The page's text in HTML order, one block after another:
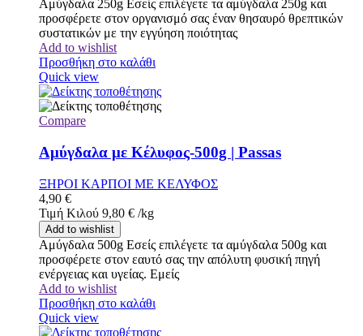
Αμύγδαλα 250g Εσείς επιλέγετε τα αμύγδαλα 250g και
προσφέρετε στον οργανισμό σας έναν θησαυρό θρεπτικών
συστατικών με την εγγύηση ποιότητας
Add to wishlist
Προσθήκη στο καλάθι
Quick view
Compare
Αμύγδαλα με Κέλυφος-500g | Passas
ΞΗΡΟΙ ΚΑΡΠΟΙ ΜΕ ΚΕΛΥΦΟΣ
4,90 €
Τιμή Κιλού 9,80 € /kg
Add to wishlist
Αμύγδαλα 500g Εσείς επιλέγετε τα αμύγδαλα 500g και
προσφέρετε στον εαυτό σας την απόλυτη φυσική πηγή
ενέργειας και υγείας. Εμείς
Add to wishlist
Προσθήκη στο καλάθι
Quick view